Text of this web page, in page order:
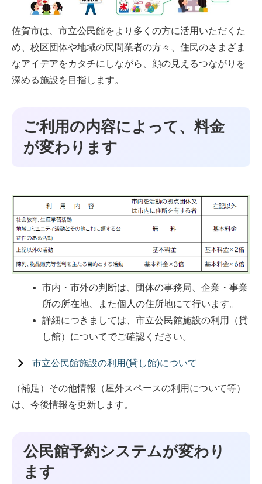
佐賀市は、市立公民館をより多くの方に活用いただくた
め、校区団体や地域の民間業者の方々、住民のさまざま
なアイデアをカタチにしながら、顔の見えるつながりを
深める施設を目指します。
ご利用の内容によって、料金
が変わります
市内・市外の判断は、団体の事務局、企業・事業
所の所在地、また個人の住所地にて行います。
詳細につきましては、市立公民館施設の利用（貸
し館）についてでご確認ください。
市立公民館施設の利用(貸し館)について
（補足）その他情報（屋外スペースの利用について等）
は、今後情報を更新します。
公民館予約システムが変わり
ます